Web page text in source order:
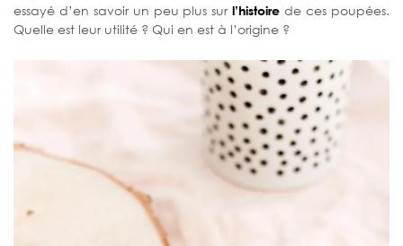
essayé d’en savoir un peu plus surl’histoire de ces poupées.
Quelle est leur utilité ? Qui en est à l’origine ?